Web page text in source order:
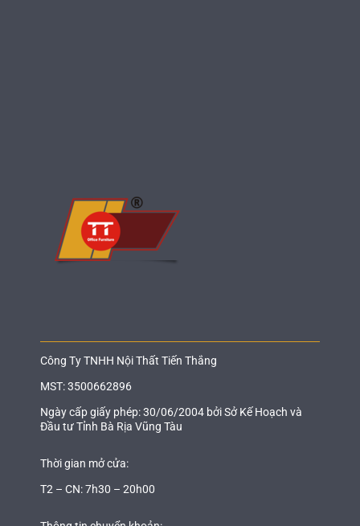
Công Ty TNHH Nội Thất Tiến Thắng
MST: 3500662896
Ngày cấp giấy phép: 30/06/2004 bởi Sở Kế Hoạch và
Đầu tư Tỉnh Bà Rịa Vũng Tàu
Thời gian mở cửa:
T2 – CN: 7h30 – 20h00